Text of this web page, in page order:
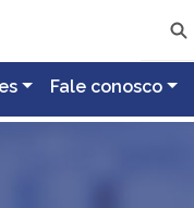
Fale conosco